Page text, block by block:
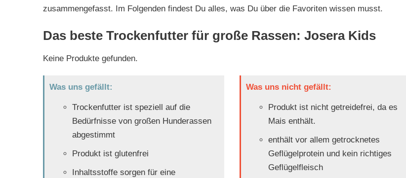
zusammengefasst. Im Folgenden findest Du alles, was Du über die Favoriten wissen musst.
Das beste Trockenfutter für große Rassen: Josera Kids
Keine Produkte gefunden.
Was uns gefällt:
Trockenfutter ist speziell auf die
Bedürfnisse von großen Hunderassen
abgestimmt
Produkt ist glutenfrei
Inhaltsstoffe sorgen für eine
Was uns nicht gefällt:
Produkt ist nicht getreidefrei, da es
Mais enthält.
enthält vor allem getrocknetes
Geflügelprotein und kein richtiges
Geflügelfleisch